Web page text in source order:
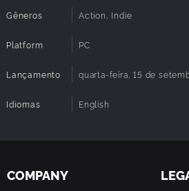
heavy stance attacks to allow for
also more weight/impact.
Co-op Vs. AI
Gêneros Action, Indie
Platform PC
Lançamento quarta-feira, 15 de
Idiomas English
COMPANY